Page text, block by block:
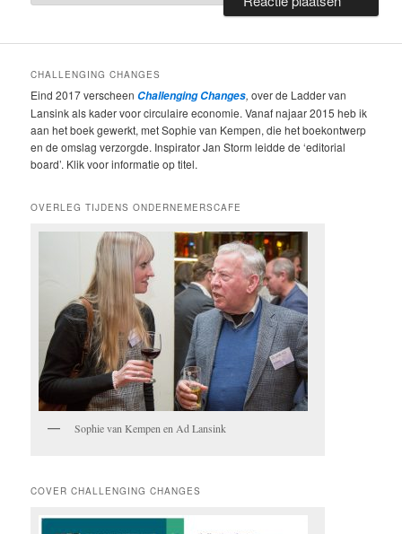
CHALLENGING CHANGES
Eind 2017 verscheen Challenging Changes, over de Ladder van
Lansink als kader voor circulaire economie. Vanaf najaar 2015 heb ik
aan het boek gewerkt, met Sophie van Kempen, die het boekontwerp
en de omslag verzorgde. Inspirator Jan Storm leidde de ‘editorial
board’. Klik voor informatie op titel.
OVERLEG TIJDENS ONDERNEMERSCAFE
Sophie van Kempen en Ad Lansink
COVER CHALLENGING CHANGES